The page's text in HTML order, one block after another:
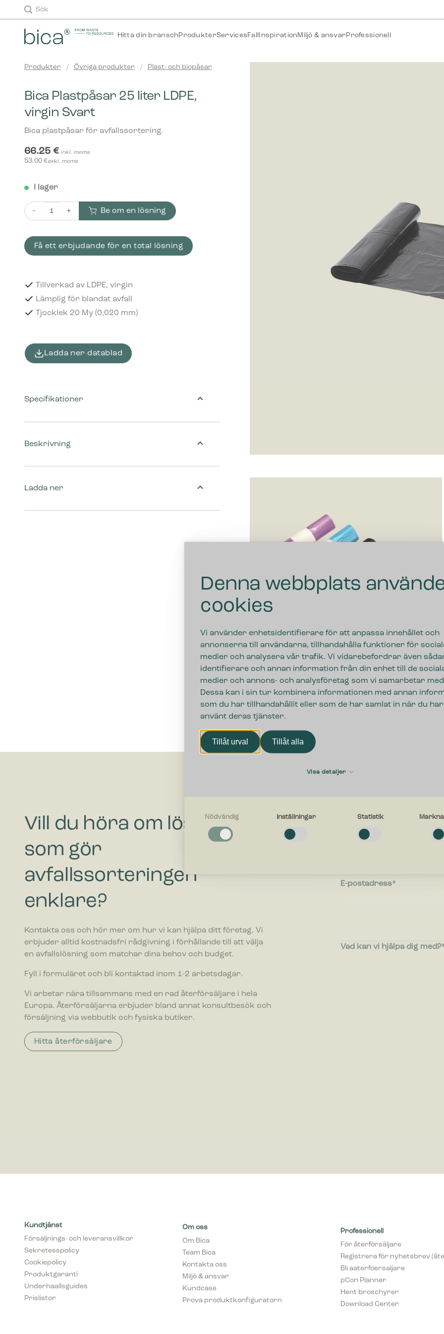
Denna webbplats
cookies
Vi använder enhetsidentifierare för att anpassa innehållet och
annonserna till användarna, tillhandahålla funktioner för
medier och analysera vår trafik. Vi vidarebefordrar även
identifierare och annan information från din enhet till de
medier och annons- och analysföretag som vi samarbetar
Dessa kan i sin tur kombinera informationen med annan
som du har tillhandahållit eller som de har samlat in när du har
använt deras tjänster.
Tillåt urval Tillåt alla
Visa detaljer
Nödvändig
Nödvändiga cookies låter dig använda webbplatsen genom att aktivera
Inställningar
Statistik
Cookies för statistik hjälper en webbplatsägare att förstå hur besökare interagerar
webbplatser genom att samla och rapportera in information anonymt.
Cookies för marknadsföring används för att spåra besökare på webbplatser.
visa annonser som är relevanta och engagerande för enskilda användare, och
Nödvändig Inställningar Statistik
to
content
Sök
Hitta din branschProdukterServicesFallInspirationMiljö & ansvarProfessionell
Produkter / Övriga produkter / Plast- och biopåsar
Bica Plastpåsar 25 liter LDPE,
virgin Svart
Bica plastpåsar för avfallssortering.
66.25 € inkl. moms
53.00 €exkl. moms
I lager
Bica Plastpåsar 25 liter LDPE, virgin Svart mängd
Be om en lösning
Få ett erbjudande för en total lösning
Tillverkad av LDPE, virgin
Lämplig för blandat avfall
Tjocklek 20 My (0,020 mm)
Ladda ner datablad
Beskrivning
Ladda ner
Specifikationer
Vill du höra om lösningar
som gör
avfallssorteringen
enklare?
Kontakta oss och hör mer om hur vi kan hjälpa ditt företag. Vi
erbjuder alltid kostnadsfri rådgivning i förhållande till att välja
en avfallslösning som matchar dina behov och budget.
Fyll i formuläret och bli kontaktad inom 1-2 arbetsdagar.
Vi arbetar nära tillsammans med en rad återförsäljare i hela
Europa. Återförsäljarna erbjuder bland annat konsultbesök och
försäljning via webbutik och fysiska butiker.
Hitta återförsäljare
Förnamn
E-postadress
Vad kan vi hjälpa dig med?
Kundtjänst
Försäljnings- och leveransvillkor
Sekretesspolicy
Cookiepolicy
Produktgaranti
Underhaallsguides
Prislistor
Om oss
Om Bica
Team Bica
Kontakta oss
Miljö & ansvar
Kundcase
Prova produktkonfiguratorn
Registrera för nyhetsbrev
Bli aaterfoersaljare
Hent broschyrer
Download Center